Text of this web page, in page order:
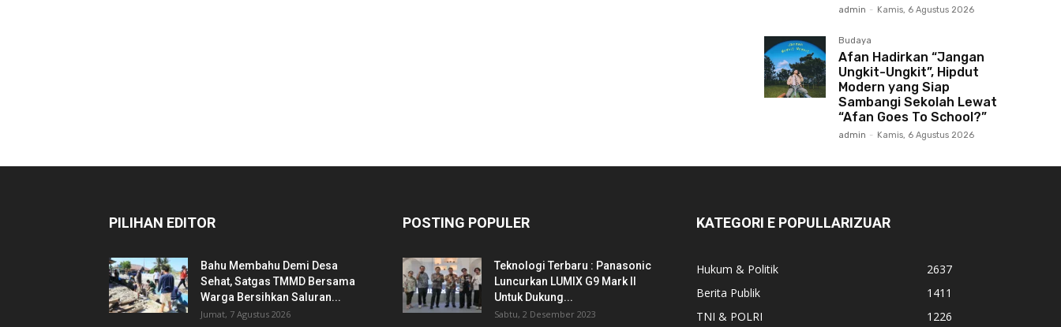
admin - Kamis, 6 Agustus 2026
Budaya
Afan Hadirkan “Jangan
Ungkit-Ungkit”, Hipdut
Modern yang Siap
Sambangi Sekolah Lewat
“Afan Goes To School?”
admin - Kamis, 6 Agustus 2026
PILIHAN EDITOR
Bahu Membahu Demi Desa
Sehat, Satgas TMMD Bersama
Warga Bersihkan Saluran...
Jumat, 7 Agustus 2026
POSTING POPULER
Teknologi Terbaru : Panasonic
Luncurkan LUMIX G9 Mark II
Untuk Dukung...
Sabtu, 2 Desember 2023
KATEGORI E POPULLARIZUAR
Hukum & Politik
2637
Berita Publik
1411
TNI & POLRI
1226